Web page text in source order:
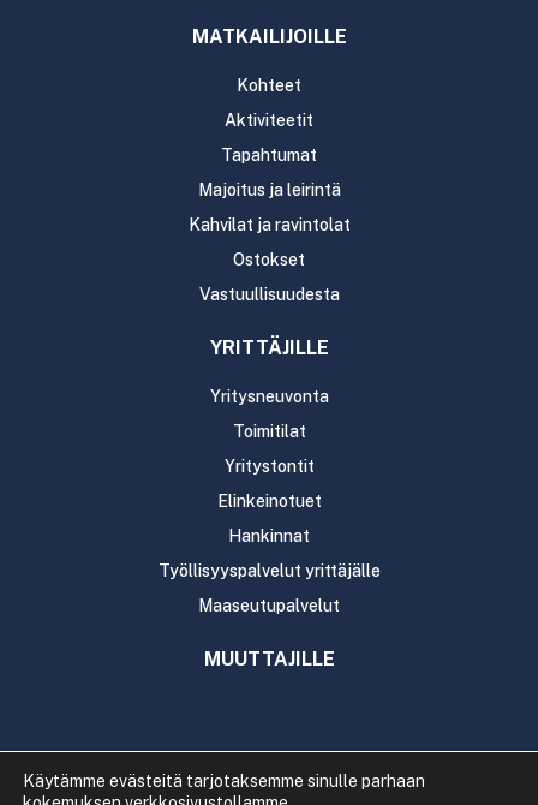
MATKAILIJOILLE
Kohteet
Aktiviteetit
Tapahtumat
Majoitus ja leirintä
Kahvilat ja ravintolat
Ostokset
Vastuullisuudesta
YRITTÄJILLE
Yritysneuvonta
Toimitilat
Yritystontit
Elinkeinotuet
Hankinnat
Työllisyyspalvelut yrittäjälle
Maaseutupalvelut
MUUTTAJILLE
Käytämme evästeitä tarjotaksemme sinulle parhaan